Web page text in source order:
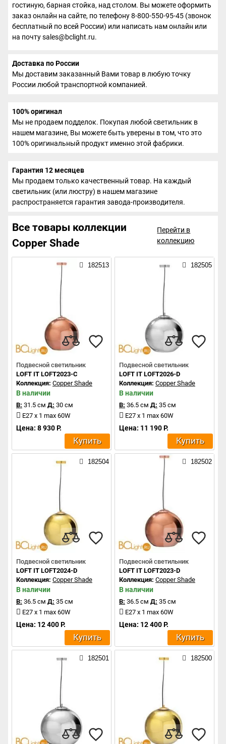
гостиную, барная стойка, над столом. Вы можете оформить
заказ онлайн на сайте, по телефону 8-800-550-95-45 (звонок
бесплатный по всей России) или написать нам онлайн или
на почту sales@bclight.ru.
Доставка по России
Мы доставим заказанный Вами товар в любую точку
России любой транспортной компанией.
100% оригинал
Мы не продаем подделок. Покупая любой светильник в
нашем магазине, Вы можете быть уверены в том, что это
100% оригинальный продукт именно этой фабрики.
Гарантия 12 месяцев
Мы продаем только качественный товар. На каждый
светильник (или люстру) в нашем магазине
распространяется гарантия завода-производителя.
Все товары коллекции
Copper Shade
Перейти в
коллекцию
182513
Подвесной светильник
LOFT IT LOFT2023-C
Коллекция: Copper Shade
В наличии
В: 31.5 см Д: 30 см
E27 x 1 max 60W
Цена: 8 930 Р.
Купить
182505
Подвесной светильник
LOFT IT LOFT2026-D
Коллекция: Copper Shade
В наличии
В: 36.5 см Д: 35 см
E27 x 1 max 60W
Цена: 11 190 Р.
Купить
182504
Подвесной светильник
LOFT IT LOFT2024-D
Коллекция: Copper Shade
В наличии
В: 36.5 см Д: 35 см
E27 x 1 max 60W
Цена: 12 400 Р.
Купить
182502
Подвесной светильник
LOFT IT LOFT2023-D
Коллекция: Copper Shade
В наличии
В: 36.5 см Д: 35 см
E27 x 1 max 60W
Цена: 12 400 Р.
Купить
182501 182500